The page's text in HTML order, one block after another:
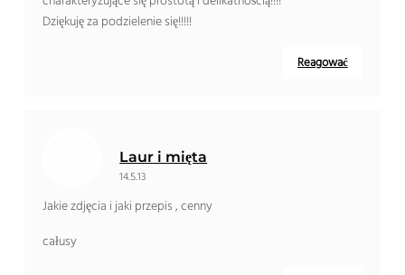
Dziękuję za podzielenie się!!!!!
Reagować
Laur i mięta
14.5.13
Jakie zdjęcia i jaki przepis , cenny
całusy